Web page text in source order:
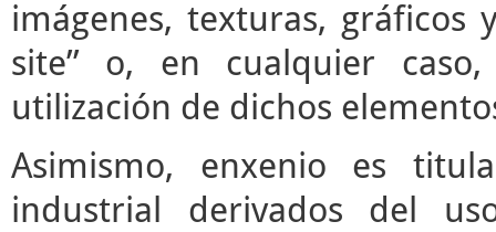
imágenes, texturas,
site” o, en cualquier
utilización de dichos
Asimismo, enxenio es
industrial derivados del